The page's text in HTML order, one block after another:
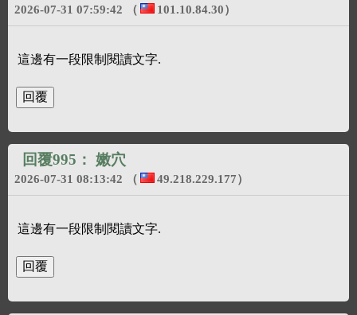
2026-07-31 07:59:42 （ 101.10.84.30）
這邊有一段限制閱讀文字.
回覆995： 嫩穴
2026-07-31 08:13:42 （ 49.218.229.177）
這邊有一段限制閱讀文字.